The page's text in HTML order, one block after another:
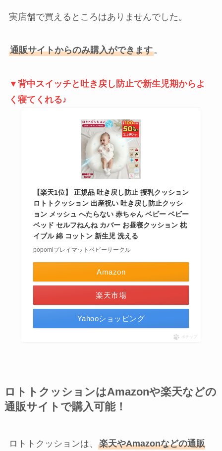
実店舗で買えるところはありませんでした。
通販サイトからのみ購入ができます。
▼背中スイッチと吐き戻し防止で新生児期からよ
く寝てくれる♪
【楽天1位】 正規品 吐き戻し防止 授乳クッション
ロトトクッション 出産祝い 吐き戻し防止クッシ
ョン メッシュ へたらない 赤ちゃん ベビー ベビー
ベッド セルフねんね カバー お昼寝クッション 枕
イブル 綿 コットン 新生児 洗える
popomiプレイマットベビーサークル
Amazon
楽天市場
Yahooショッピング
ポチップ
ロトトクッションはAmazonや楽天などの
通販サイトで購入可能！
ロトトクッションは、 楽天やAmazonなどの通販